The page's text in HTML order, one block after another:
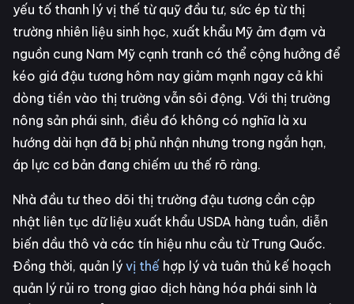
yếu tố thanh lý vị thế từ quỹ đầu tư, sức ép từ thị
trường nhiên liệu sinh học, xuất khẩu Mỹ ảm đạm và
nguồn cung Nam Mỹ cạnh tranh có thể cộng hưởng để
kéo giá đậu tương hôm nay giảm mạnh ngay cả khi
dòng tiền vào thị trường vẫn sôi động. Với thị trường
nông sản phái sinh, điều đó không có nghĩa là xu
hướng dài hạn đã bị phủ nhận nhưng trong ngắn hạn,
áp lực cơ bản đang chiếm ưu thế rõ ràng.
Nhà đầu tư theo dõi thị trường đậu tương cần cập
nhật liên tục dữ liệu xuất khẩu USDA hàng tuần, diễn
biến dầu thô và các tín hiệu nhu cầu từ Trung Quốc.
Đồng thời, quản lý vị thế hợp lý và tuân thủ kế hoạch
quản lý rủi ro trong giao dịch hàng hóa phái sinh là